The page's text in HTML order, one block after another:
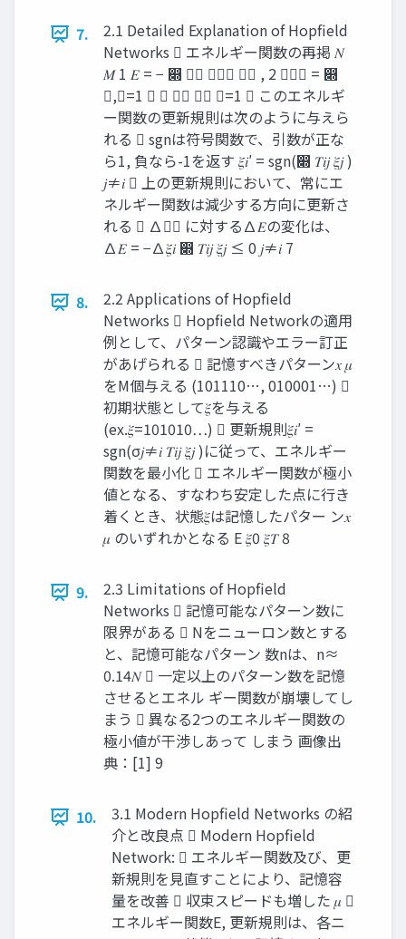
7.
2.1 Detailed Explanation of Hopfield
Networks  エネルギー関数の再掲 𝑁
𝑀 1 𝐸 = − ෍ 𝜉𝑖 𝑇𝑖𝑗 𝜉𝑗 , 2 𝑇𝑖𝑗 = ෍
𝑖,𝑗=1 𝜇 𝜇 𝑥𝑖 𝑥𝑗 𝜇=1  このエネルギ
ー関数の更新規則は次のように与えら
れる  sgnは符号関数で、引数が正な
ら1, 負なら-1を返す 𝜉𝑖′ = sgn(෍ 𝑇𝑖𝑗 𝜉𝑗 )
𝑗≠𝑖  上の更新規則において、常にエ
ネルギー関数は減少する方向に更新さ
れる  ∆𝜉𝑖 に対する∆𝐸の変化は、
∆𝐸 = −∆𝜉𝑖 ෍ 𝑇𝑖𝑗 𝜉𝑗 ≤ 0 𝑗≠𝑖 7
8.
2.2 Applications of Hopfield
Networks  Hopfield Networkの適用
例として、パターン認識やエラー訂正
があげられる  記憶すべきパターン𝑥 𝜇
をM個与える (101110…, 010001…) 
初期状態として𝜉を与える
(ex.𝜉=101010…)  更新規則𝜉𝑖′ =
sgn(σ𝑗≠𝑖 𝑇𝑖𝑗 𝜉𝑗 )に従って、エネルギー
関数を最小化  エネルギー関数が極小
値となる、すなわち安定した点に行き
着くとき、状態𝜉は記憶したパター ン𝑥
𝜇 のいずれかとなる E 𝜉0 𝜉𝑇 8
9.
2.3 Limitations of Hopfield
Networks  記憶可能なパターン数に
限界がある  Nをニューロン数とする
と、記憶可能なパターン 数nは、n≈
0.14𝑁  一定以上のパターン数を記憶
させるとエネル ギー関数が崩壊してし
まう  異なる2つのエネルギー関数の
極小値が干渉しあって しまう 画像出
典：[1] 9
10.
3.1 Modern Hopfield Networks の紹
介と改良点  Modern Hopfield
Network:  エネルギー関数及び、更
新規則を見直すことにより、記憶容
量を改善  収束スピードも増した 𝜇 
エネルギー関数E, 更新規則は、各ニ